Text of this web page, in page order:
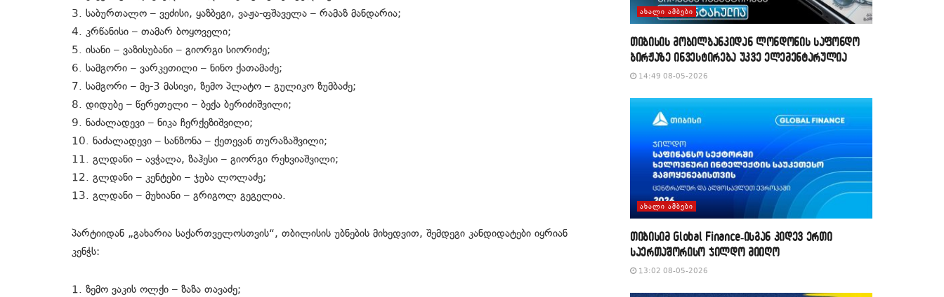
3. საბურთალო – ვეძისი, ყაზბეგი, ვაჟა-ფშაველა – რამაზ მანდარია;
4. კრწანისი – თამარ ბოყოველი;
5. ისანი – ვაზისუბანი – გიორგი სიორიძე;
6. სამგორი – ვარკეთილი – ნინო ქათამაძე;
7. სამგორი – მე-3 მასივი, ზემო პლატო – გულიკო ზუმბაძე;
8. დიდუბე – წერეთელი – ბექა ბერიძიშვილი;
9. ნაძალადევი – ნიკა ჩერქეზიშვილი;
10. ნაძალადევი – სანზონა – ქეთევან თურაზაშვილი;
11. გლდანი – ავჭალა, ზაჰესი – გიორგი რეხვიაშვილი;
12. გლდანი – კენტები – ჯუბა ლოლაძე;
13. გლდანი – მუხიანი – გრიგოლ გეგელია.
პარტიიდან „გახარია საქართველოსთვის“, თბილისის უბნების მიხედვით, შემდეგი კანდიდატები იყრიან
კენჭს:
1. ზემო ვაკის ოლქი – ზაზა თავაძე;
ᲐᲮᲐᲚᲘ ᲐᲛᲑᲔᲑᲘ
თიბისის მობილბანკიდან ლონდონის საფონდო
ბირჟაზე ინვესტირება უკვე ელემენტარულია
14:49 08-05-2026
ᲐᲮᲐᲚᲘ ᲐᲛᲑᲔᲑᲘ
თიბისიმ Global Finance-ისგან კიდევ ერთი
საერთაშორისო ჯილდო მიიღო
13:02 08-05-2026